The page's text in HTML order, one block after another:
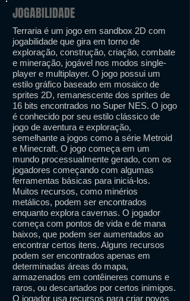
JOGABILIDADE
Terraria é um jogo em sandbox 2D com
jogabilidade que gira em torno de
exploração, construção, criação, combate
e mineração, jogável nos modos single-
player e multiplayer. O jogo possui um
estilo gráfico baseado em mosaico de
sprites 2D, remanescente dos sprites de
16 bits encontrados no Super NES. O jogo
é conhecido por seu estilo clássico de
jogo de aventura e exploração,
semelhante a jogos como a série Metroid
e Minecraft. O jogo começa em um
mundo processualmente gerado, com os
jogadores começando com algumas
ferramentas básicas para iniciá-los.
Muitos recursos, como minérios
metálicos, podem ser encontrados
enquanto explora cavernas. O jogador
começa com pontos de vida e de mana
baixos, que podem ser aumentados ao
encontrar certos itens. Alguns recursos
podem ser encontrados apenas em
determinadas áreas do mapa,
armazenados em contêineres comuns e
raros, ou descartados por certos inimigos.
O jogador usa recursos para criar novos